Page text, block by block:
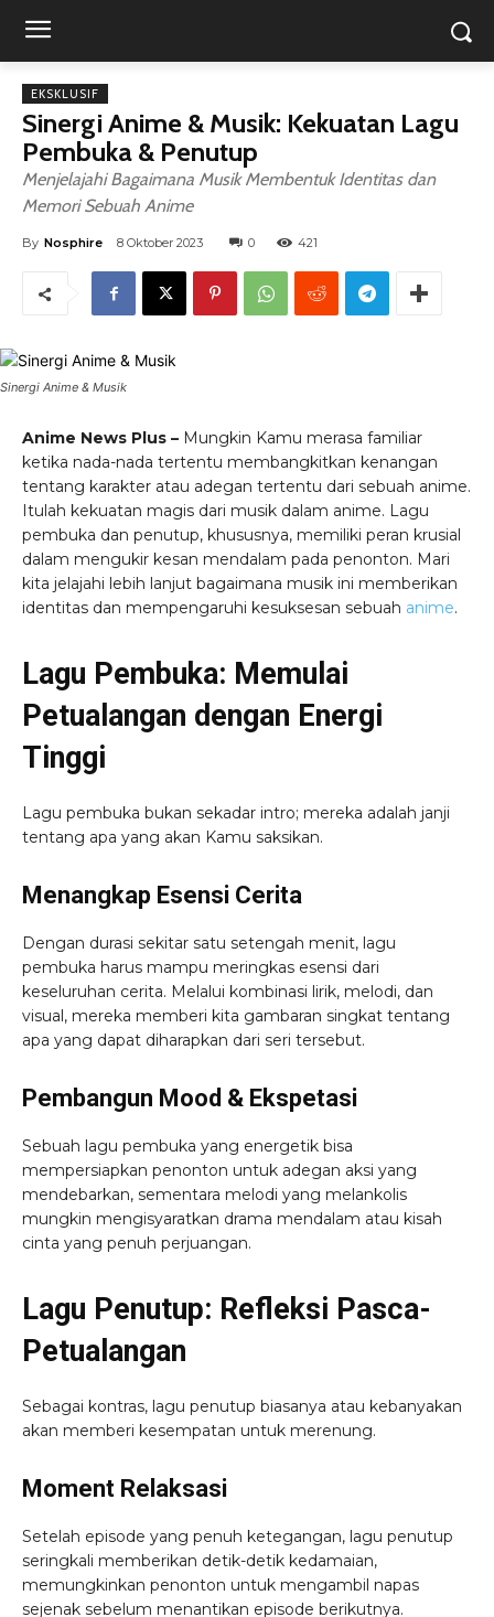
EKSKLUSIF
Sinergi Anime & Musik: Kekuatan Lagu
Pembuka & Penutup
Menjelajahi Bagaimana Musik Membentuk Identitas dan
Memori Sebuah Anime
By Nosphire 8 Oktober 2023 0 421
Sinergi Anime & Musik
Anime News Plus – Mungkin Kamu merasa familiar
ketika nada-nada tertentu membangkitkan kenangan
tentang karakter atau adegan tertentu dari sebuah anime.
Itulah kekuatan magis dari musik dalam anime. Lagu
pembuka dan penutup, khususnya, memiliki peran krusial
dalam mengukir kesan mendalam pada penonton. Mari
kita jelajahi lebih lanjut bagaimana musik ini memberikan
identitas dan mempengaruhi kesuksesan sebuah anime.
Lagu Pembuka: Memulai
Petualangan dengan Energi
Tinggi
Lagu pembuka bukan sekadar intro; mereka adalah janji
tentang apa yang akan Kamu saksikan.
Menangkap Esensi Cerita
Dengan durasi sekitar satu setengah menit, lagu
pembuka harus mampu meringkas esensi dari
keseluruhan cerita. Melalui kombinasi lirik, melodi, dan
visual, mereka memberi kita gambaran singkat tentang
apa yang dapat diharapkan dari seri tersebut.
Pembangun Mood & Ekspetasi
Sebuah lagu pembuka yang energetik bisa
mempersiapkan penonton untuk adegan aksi yang
mendebarkan, sementara melodi yang melankolis
mungkin mengisyaratkan drama mendalam atau kisah
cinta yang penuh perjuangan.
Lagu Penutup: Refleksi Pasca-
Petualangan
Sebagai kontras, lagu penutup biasanya atau kebanyakan
akan memberi kesempatan untuk merenung.
Moment Relaksasi
Setelah episode yang penuh ketegangan, lagu penutup
seringkali memberikan detik-detik kedamaian,
memungkinkan penonton untuk mengambil napas
sejenak sebelum menantikan episode berikutnya.